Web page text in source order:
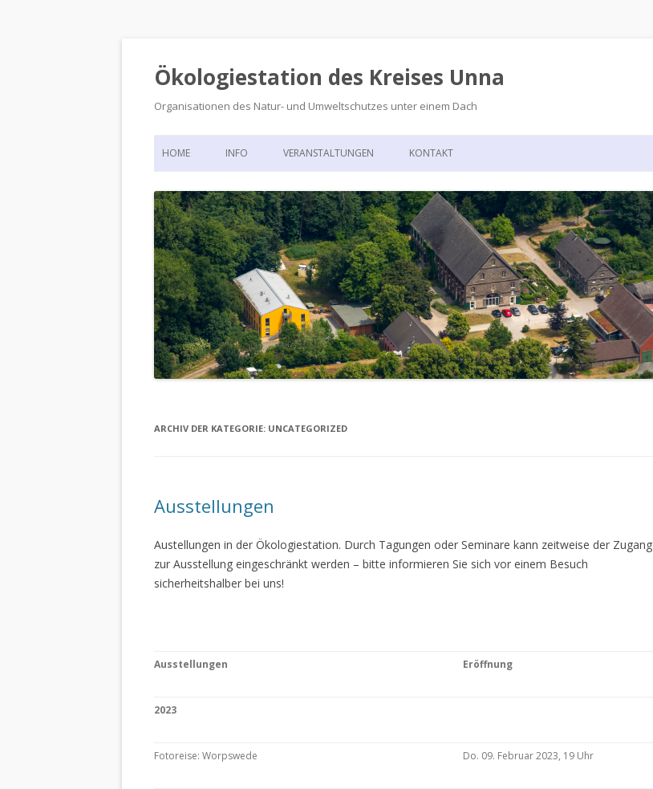
Ökologiestation des Kreises Unna
Organisationen des Natur- und Umweltschutzes unter einem Dach
Zum
HOME INFO
DIE ÖKOLOGIESTATION – FAST
900 JAHRE VORGESCHICHTE
VERANSTALTUNGEN KONTAKT
ARCHIV DER KATEGORIE: UNCATEGORIZED
Ausstellungen
Austellungen in der Ökologiestation. Durch Tagungen oder Seminare kann zeitweise der Zugang
zur Ausstellung eingeschränkt werden – bitte informieren Sie sich vor einem Besuch
sicherheitshalber bei uns!
Ausstellungen Eröffnung
2023
Fotoreise: Worpswede Do. 09. Februar 2023, 19 Uhr